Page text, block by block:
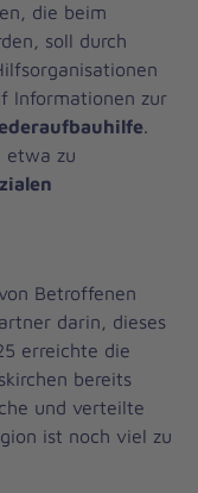
die beim
soll durch
Informationen zur
.
etwa zu
Betroffenen
darin, dieses
erreichte die
bereits
und verteilte
ist noch viel zu